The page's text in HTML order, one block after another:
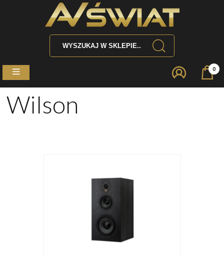
0
Wilson